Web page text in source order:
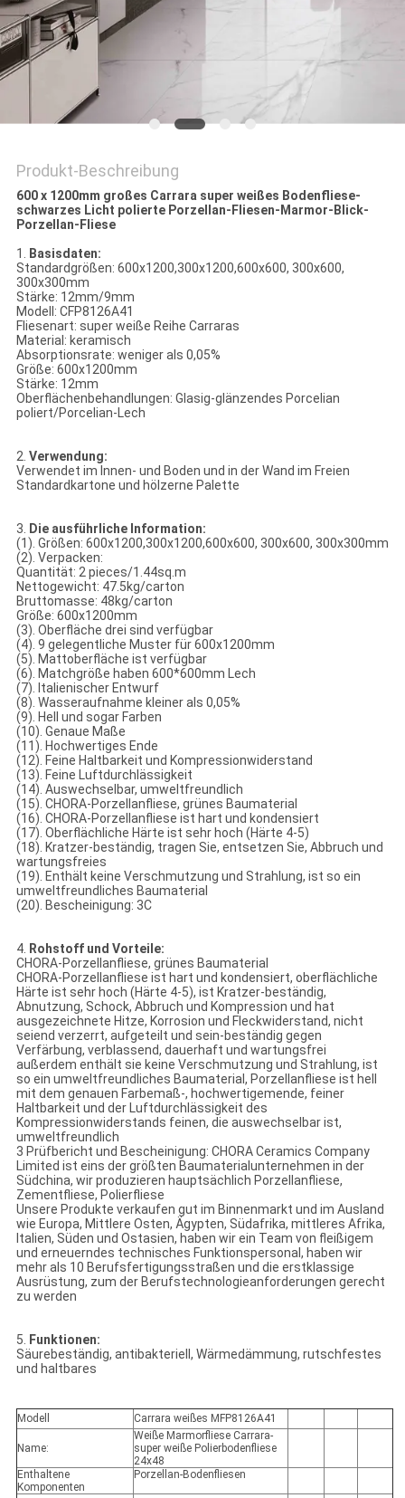
Produkt-Beschreibung
600 x 1200mm großes Carrara super weißes Bodenfliese-
schwarzes Licht polierte Porzellan-Fliesen-Marmor-Blick-
Porzellan-Fliese
1. Basisdaten:
Standardgrößen: 600x1200,300x1200,600x600, 300x600,
300x300mm
Stärke: 12mm/9mm
Modell: CFP8126A41
Fliesenart: super weiße Reihe Carraras
Material: keramisch
Absorptionsrate: weniger als 0,05%
Größe: 600x1200mm
Stärke: 12mm
Oberflächenbehandlungen: Glasig-glänzendes Porcelian
poliert/Porcelian-Lech
2. Verwendung:
Verwendet im Innen- und Boden und in der Wand im Freien
Standardkartone und hölzerne Palette
3. Die ausführliche Information:
(1). Größen: 600x1200,300x1200,600x600, 300x600, 300x300mm
(2). Verpacken:
Quantität: 2 pieces/1.44sq.m
Nettogewicht: 47.5kg/carton
Bruttomasse: 48kg/carton
Größe: 600x1200mm
(3). Oberfläche drei sind verfügbar
(4). 9 gelegentliche Muster für 600x1200mm
(5). Mattoberfläche ist verfügbar
(6). Matchgröße haben 600*600mm Lech
(7). Italienischer Entwurf
(8). Wasseraufnahme kleiner als 0,05%
(9). Hell und sogar Farben
(10). Genaue Maße
(11). Hochwertiges Ende
(12). Feine Haltbarkeit und Kompressionwiderstand
(13). Feine Luftdurchlässigkeit
(14). Auswechselbar, umweltfreundlich
(15). CHORA-Porzellanfliese, grünes Baumaterial
(16). CHORA-Porzellanfliese ist hart und kondensiert
(17). Oberflächliche Härte ist sehr hoch (Härte 4-5)
(18). Kratzer-beständig, tragen Sie, entsetzen Sie, Abbruch und
wartungsfreies
(19). Enthält keine Verschmutzung und Strahlung, ist so ein
umweltfreundliches Baumaterial
(20). Bescheinigung: 3C
4. Rohstoff und Vorteile:
CHORA-Porzellanfliese, grünes Baumaterial
CHORA-Porzellanfliese ist hart und kondensiert, oberflächliche
Härte ist sehr hoch (Härte 4-5), ist Kratzer-beständig,
Abnutzung, Schock, Abbruch und Kompression und hat
ausgezeichnete Hitze, Korrosion und Fleckwiderstand, nicht
seiend verzerrt, aufgeteilt und sein-beständig gegen
Verfärbung, verblassend, dauerhaft und wartungsfrei
außerdem enthält sie keine Verschmutzung und Strahlung, ist
so ein umweltfreundliches Baumaterial, Porzellanfliese ist hell
mit dem genauen Farbemaß-, hochwertigemende, feiner
Haltbarkeit und der Luftdurchlässigkeit des
Kompressionwiderstands feinen, die auswechselbar ist,
umweltfreundlich
3 Prüfbericht und Bescheinigung: CHORA Ceramics Company
Limited ist eins der größten Baumaterialunternehmen in der
Südchina, wir produzieren hauptsächlich Porzellanfliese,
Zementfliese, Polierfliese
Unsere Produkte verkaufen gut im Binnenmarkt und im Ausland
wie Europa, Mittlere Osten, Ägypten, Südafrika, mittleres Afrika,
Italien, Süden und Ostasien, haben wir ein Team von fleißigem
und erneuerndes technisches Funktionspersonal, haben wir
mehr als 10 Berufsfertigungsstraßen und die erstklassige
Ausrüstung, zum der Berufstechnologieanforderungen gerecht
zu werden
5. Funktionen:
Säurebeständig, antibakteriell, Wärmedämmung, rutschfestes
und haltbares
Modell Carrara weißes MFP8126A41
Name:
Weiße Marmorfliese Carrara-
super weiße Polierbodenfliese
24x48
Enthaltene
Komponenten
Porzellan-Bodenfliesen